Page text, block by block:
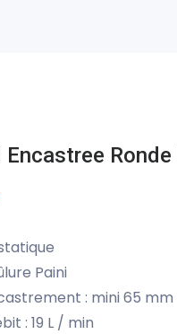
Paini
: mini 65 mm
: 19 L / min